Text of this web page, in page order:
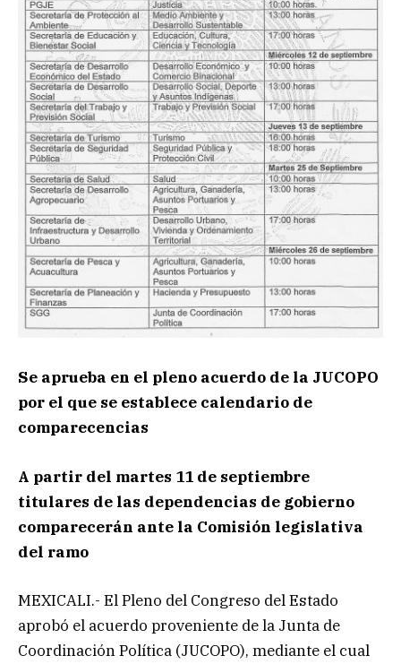
Se aprueba en el pleno acuerdo de la JUCOPO
por el que se establece calendario de
comparecencias
A partir del martes 11 de septiembre
titulares de las dependencias de gobierno
comparecerán ante la Comisión legislativa
del ramo
MEXICALI.- El Pleno del Congreso del Estado
aprobó el acuerdo proveniente de la Junta de
Coordinación Política (JUCOPO), mediante el cual